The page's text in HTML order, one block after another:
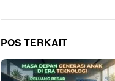
POS TERKAIT